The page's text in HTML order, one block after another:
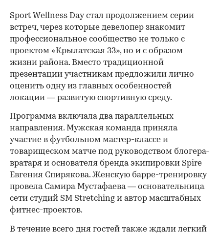
Sport Wellness Day стал продолжением серии
встреч, через которые девелопер знакомит
профессиональное сообщество не только с
проектом «Крылатская 33», но и с образом
жизни района. Вместо традиционной
презентации участникам предложили лично
оценить одну из главных особенностей
локации — развитую спортивную среду.
Программа включала два параллельных
направления. Мужская команда приняла
участие в футбольном мастер-классе и
товарищеском матче под руководством блогера-
вратаря и основателя бренда экипировки Spire
Евгения Спирякова. Женскую барре-тренировку
провела Самира Мустафаева — основательница
сети студий SM Stretching и автор масштабных
фитнес-проектов.
В течение всего дня гостей также ждали легкий